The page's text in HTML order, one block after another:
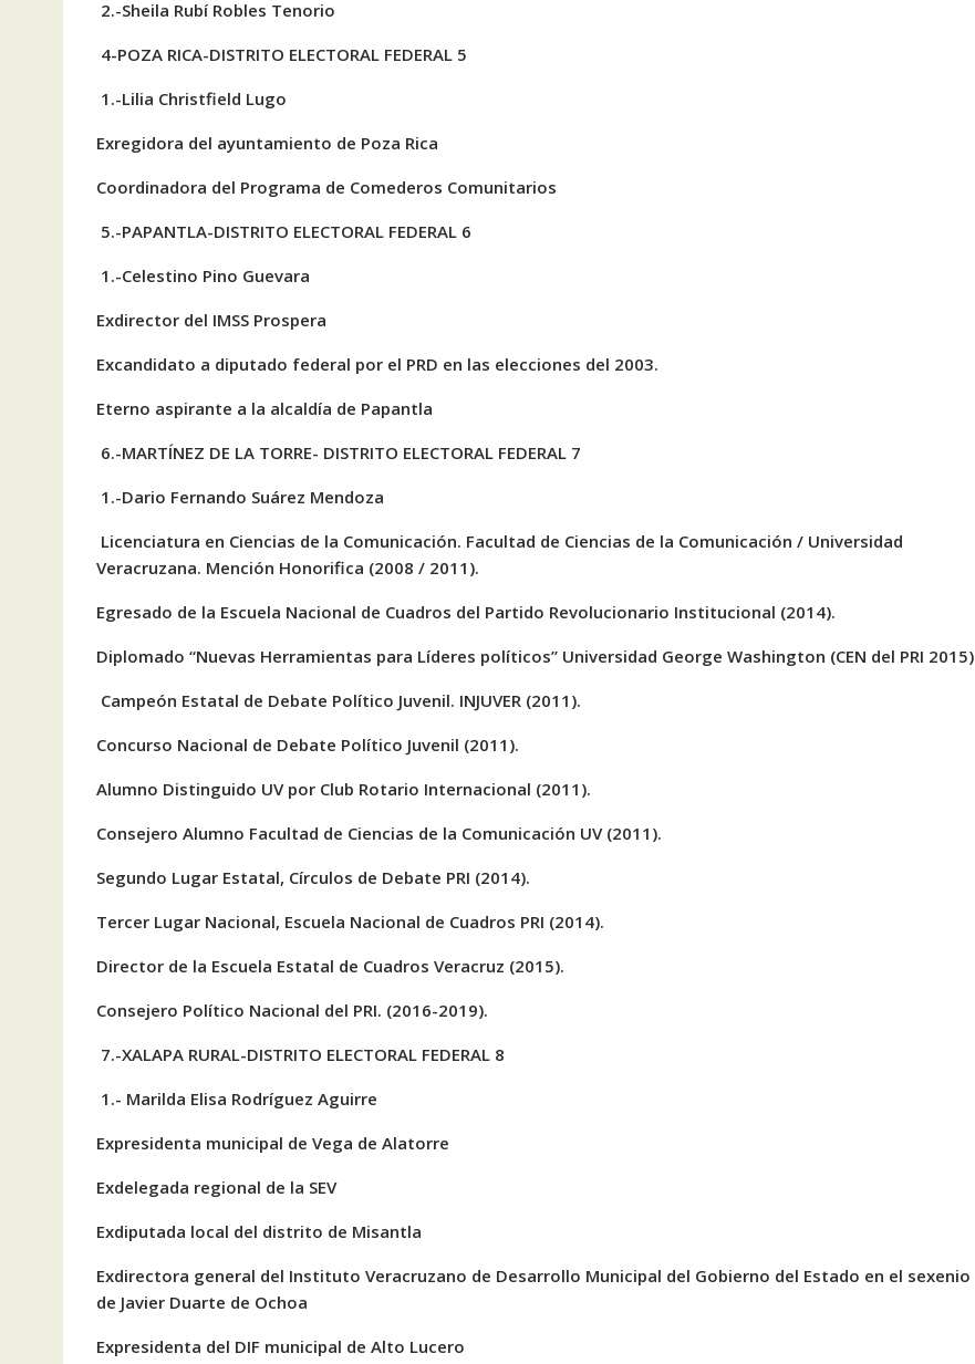
2.-Sheila Rubí Robles Tenorio
4-POZA RICA-DISTRITO ELECTORAL FEDERAL 5
1.-Lilia Christfield Lugo
Exregidora del ayuntamiento de Poza Rica
Coordinadora del Programa de Comederos Comunitarios
5.-PAPANTLA-DISTRITO ELECTORAL FEDERAL 6
1.-Celestino Pino Guevara
Exdirector del IMSS Prospera
Excandidato a diputado federal por el PRD en las elecciones del 2003.
Eterno aspirante a la alcaldía de Papantla
6.-MARTÍNEZ DE LA TORRE- DISTRITO ELECTORAL FEDERAL 7
1.-Dario Fernando Suárez Mendoza
Licenciatura en Ciencias de la Comunicación. Facultad de Ciencias de la Comunicación / Universidad
Veracruzana. Mención Honorifica (2008 / 2011).
Egresado de la Escuela Nacional de Cuadros del Partido Revolucionario Institucional (2014).
Diplomado “Nuevas Herramientas para Líderes políticos” Universidad George Washington (CEN del PRI 2015)
Campeón Estatal de Debate Político Juvenil. INJUVER (2011).
Concurso Nacional de Debate Político Juvenil (2011).
Alumno Distinguido UV por Club Rotario Internacional (2011).
Consejero Alumno Facultad de Ciencias de la Comunicación UV (2011).
Segundo Lugar Estatal, Círculos de Debate PRI (2014).
Tercer Lugar Nacional, Escuela Nacional de Cuadros PRI (2014).
Director de la Escuela Estatal de Cuadros Veracruz (2015).
Consejero Político Nacional del PRI. (2016-2019).
7.-XALAPA RURAL-DISTRITO ELECTORAL FEDERAL 8
1.- Marilda Elisa Rodríguez Aguirre
Expresidenta municipal de Vega de Alatorre
Exdelegada regional de la SEV
Exdiputada local del distrito de Misantla
Exdirectora general del Instituto Veracruzano de Desarrollo Municipal del Gobierno del Estado en el sexenio
de Javier Duarte de Ochoa
Expresidenta del DIF municipal de Alto Lucero